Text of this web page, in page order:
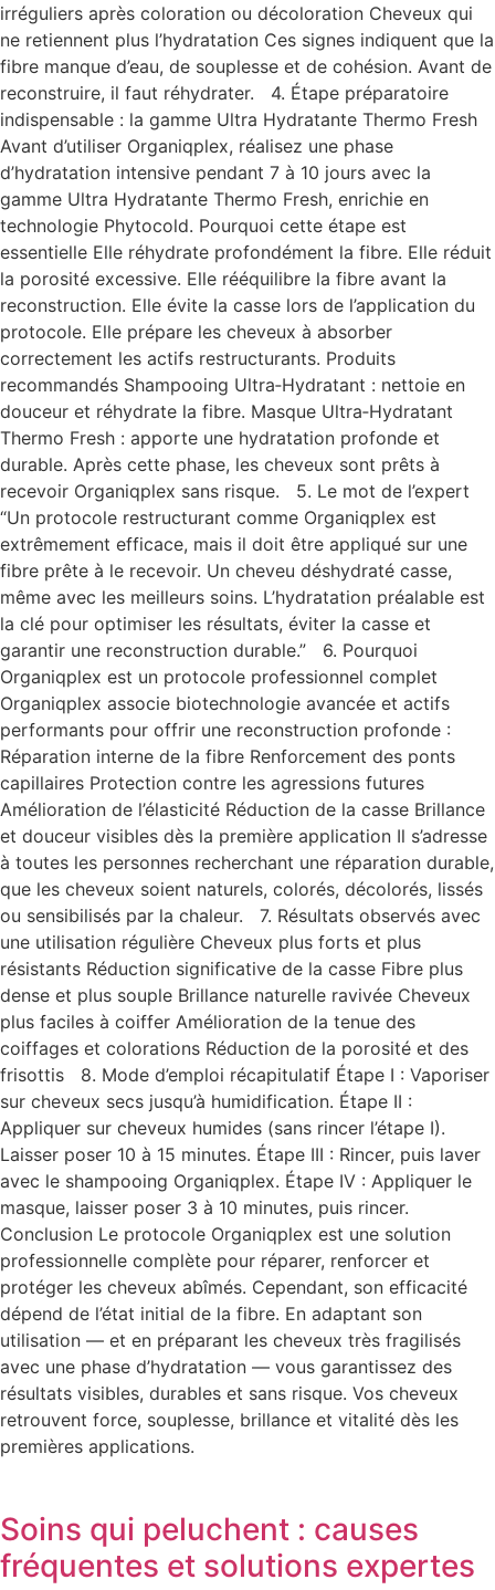
irréguliers après coloration ou décoloration Cheveux qui
ne retiennent plus l’hydratation Ces signes indiquent que la
fibre manque d’eau, de souplesse et de cohésion. Avant de
reconstruire, il faut réhydrater. 4. Étape préparatoire
indispensable : la gamme Ultra Hydratante Thermo Fresh
Avant d’utiliser Organiqplex, réalisez une phase
d’hydratation intensive pendant 7 à 10 jours avec la
gamme Ultra Hydratante Thermo Fresh, enrichie en
technologie Phytocold. Pourquoi cette étape est
essentielle Elle réhydrate profondément la fibre. Elle réduit
la porosité excessive. Elle rééquilibre la fibre avant la
reconstruction. Elle évite la casse lors de l’application du
protocole. Elle prépare les cheveux à absorber
correctement les actifs restructurants. Produits
recommandés Shampooing Ultra‑Hydratant : nettoie en
douceur et réhydrate la fibre. Masque Ultra‑Hydratant
Thermo Fresh : apporte une hydratation profonde et
durable. Après cette phase, les cheveux sont prêts à
recevoir Organiqplex sans risque. 5. Le mot de l’expert
“Un protocole restructurant comme Organiqplex est
extrêmement efficace, mais il doit être appliqué sur une
fibre prête à le recevoir. Un cheveu déshydraté casse,
même avec les meilleurs soins. L’hydratation préalable est
la clé pour optimiser les résultats, éviter la casse et
garantir une reconstruction durable.” 6. Pourquoi
Organiqplex est un protocole professionnel complet
Organiqplex associe biotechnologie avancée et actifs
performants pour offrir une reconstruction profonde :
Réparation interne de la fibre Renforcement des ponts
capillaires Protection contre les agressions futures
Amélioration de l’élasticité Réduction de la casse Brillance
et douceur visibles dès la première application Il s’adresse
à toutes les personnes recherchant une réparation durable,
que les cheveux soient naturels, colorés, décolorés, lissés
ou sensibilisés par la chaleur. 7. Résultats observés avec
une utilisation régulière Cheveux plus forts et plus
résistants Réduction significative de la casse Fibre plus
dense et plus souple Brillance naturelle ravivée Cheveux
plus faciles à coiffer Amélioration de la tenue des
coiffages et colorations Réduction de la porosité et des
frisottis 8. Mode d’emploi récapitulatif Étape I : Vaporiser
sur cheveux secs jusqu’à humidification. Étape II :
Appliquer sur cheveux humides (sans rincer l’étape I).
Laisser poser 10 à 15 minutes. Étape III : Rincer, puis laver
avec le shampooing Organiqplex. Étape IV : Appliquer le
masque, laisser poser 3 à 10 minutes, puis rincer.
Conclusion Le protocole Organiqplex est une solution
professionnelle complète pour réparer, renforcer et
protéger les cheveux abîmés. Cependant, son efficacité
dépend de l’état initial de la fibre. En adaptant son
utilisation — et en préparant les cheveux très fragilisés
avec une phase d’hydratation — vous garantissez des
résultats visibles, durables et sans risque. Vos cheveux
retrouvent force, souplesse, brillance et vitalité dès les
premières applications.
Soins qui peluchent : causes
fréquentes et solutions expertes